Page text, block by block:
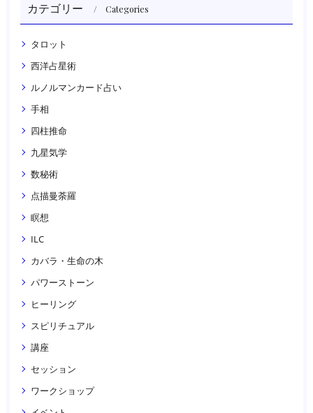
カテゴリー Categories
タロット
西洋占星術
ルノルマンカード占い
手相
四柱推命
九星気学
数秘術
点描曼荼羅
瞑想
ILC
カバラ・生命の木
パワーストーン
ヒーリング
スピリチュアル
講座
セッション
ワークショップ